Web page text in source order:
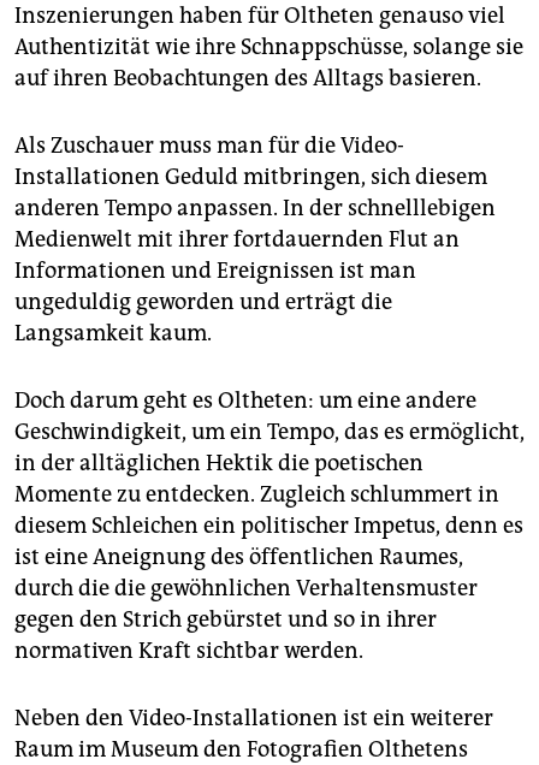
Inszenierungen haben für Oltheten genauso viel
Authentizität wie ihre Schnappschüsse, solange sie
auf ihren Beobachtungen des Alltags basieren.
Als Zuschauer muss man für die Video-
Installationen Geduld mitbringen, sich diesem
anderen Tempo anpassen. In der schnelllebigen
Medienwelt mit ihrer fortdauernden Flut an
Informationen und Ereignissen ist man
ungeduldig geworden und erträgt die
Langsamkeit kaum.
Doch darum geht es Oltheten: um eine andere
Geschwindigkeit, um ein Tempo, das es ermöglicht,
in der alltäglichen Hektik die poetischen
Momente zu entdecken. Zugleich schlummert in
diesem Schleichen ein politischer Impetus, denn es
ist eine Aneignung des öffentlichen Raumes,
durch die die gewöhnlichen Verhaltensmuster
gegen den Strich gebürstet und so in ihrer
normativen Kraft sichtbar werden.
Neben den Video-Installationen ist ein weiterer
Raum im Museum den Fotografien Olthetens